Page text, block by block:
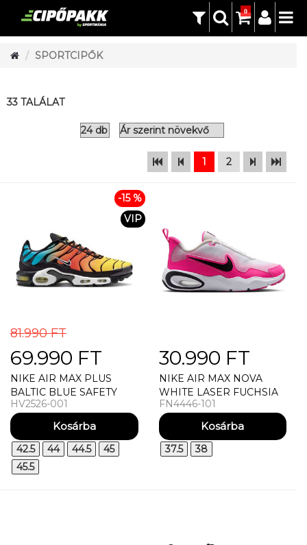
0
SPORTCIPŐK
33 TALÁLAT
1 2
-15 %
VIP
81.990 FT
69.990 FT
NIKE AIR MAX PLUS
BALTIC BLUE SAFETY
ORANGE FÉRFI UTCAI
CIPŐ
HV2526-001
42.5 44 44.5
45
45.5
30.990 FT
NIKE AIR MAX NOVA
WHITE LASER FUCHSIA
BLACK (GS) UTCAI CIPŐ
FN4446-101
37.5 38